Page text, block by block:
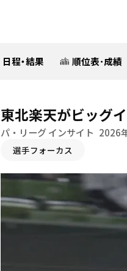
日程・結果 順位表･成績
東北楽天がビッグ
パ・リーグ インサイト 2026
選手フォーカス